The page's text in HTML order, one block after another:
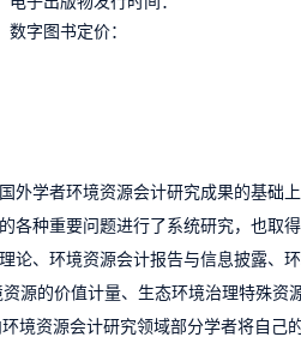
数字图书定价：
外学者环境资源会计研究成果的基础
各种重要问题进行了系统研究，也取
论、环境资源会计报告与信息披露、
源的价值计量、生态环境治理特殊
境资源会计研究领域部分学者将自